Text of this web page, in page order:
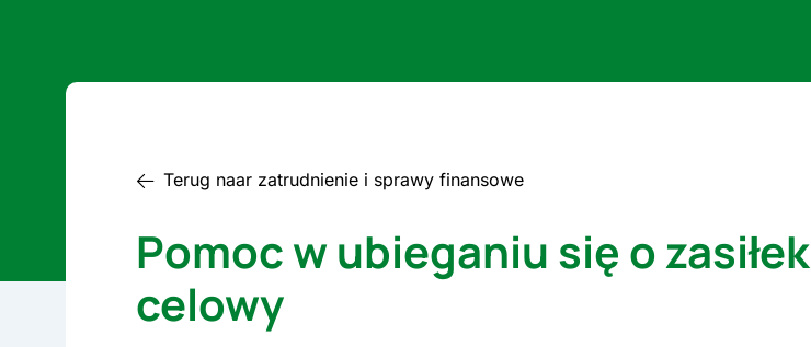
Terug naar zatrudnienie i sprawy finansowe
Pomoc w ubieganiu się o zasiłek
celowy